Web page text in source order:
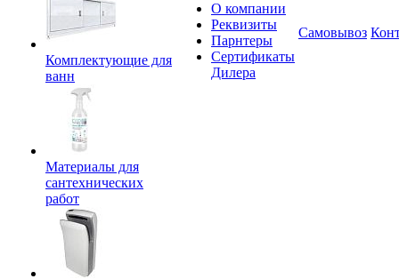
Комплектующие для
ванн
Материалы для
сантехнических
работ
О компании
Реквизиты
Парнтеры
Сертификаты
Дилера
Самовывоз